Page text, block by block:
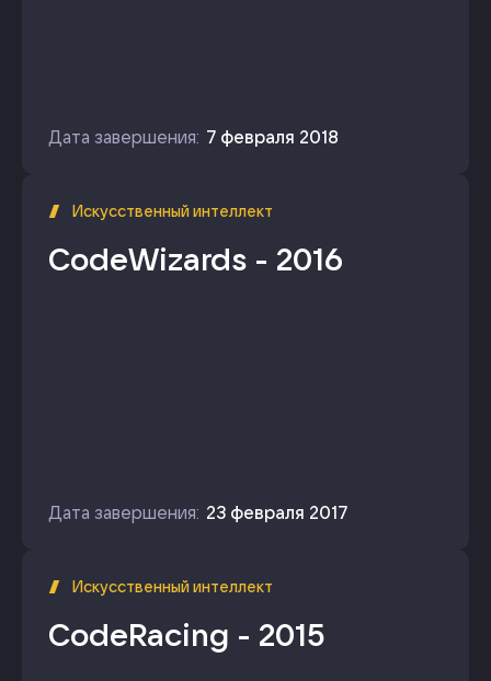
Дата завершения: 7 февраля 2018
Искусственный интеллект
CodeWizards - 2016
Дата завершения: 23 февраля 2017
Искусственный интеллект
CodeRacing - 2015